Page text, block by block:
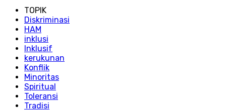
TOPIK
Diskriminasi
HAM
inklusi
Inklusif
kerukunan
Konflik
Minoritas
Spiritual
Toleransi
Tradisi